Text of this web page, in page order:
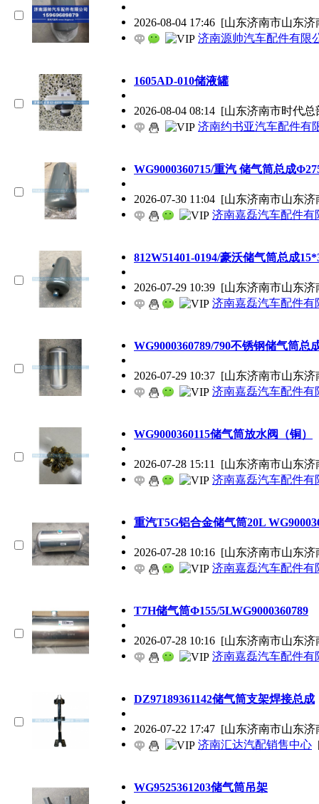
2026-08-04 17:46 [山东济南市山东
济南源帅汽车配件有限
1605AD-010储液罐
2026-08-04 08:14 [山东济南市时代总
济南约书亚汽车配件有
WG9000360715/重汽 储气筒总成
2026-07-30 11:04 [山东济南市山东
济南嘉磊汽车配件有
812W51401-0194/豪沃储气筒总成
2026-07-29 10:39 [山东济南市山东
济南嘉磊汽车配件有
WG9000360789/790不锈钢储气筒总
2026-07-29 10:37 [山东济南市山东
济南嘉磊汽车配件有
WG9000360115储气筒放水阀（铜）
2026-07-28 15:11 [山东济南市山东
济南嘉磊汽车配件有
重汽T5G铝合金储气筒20L
2026-07-28 10:16 [山东济南市山东
济南嘉磊汽车配件有
T7H储气筒Φ155/5LWG9000360789
2026-07-28 10:16 [山东济南市山东
济南嘉磊汽车配件有
DZ97189361142储气筒支架焊接总成
2026-07-22 17:47 [山东济南市山东
济南汇达汽配销售中心
WG9525361203储气筒吊架